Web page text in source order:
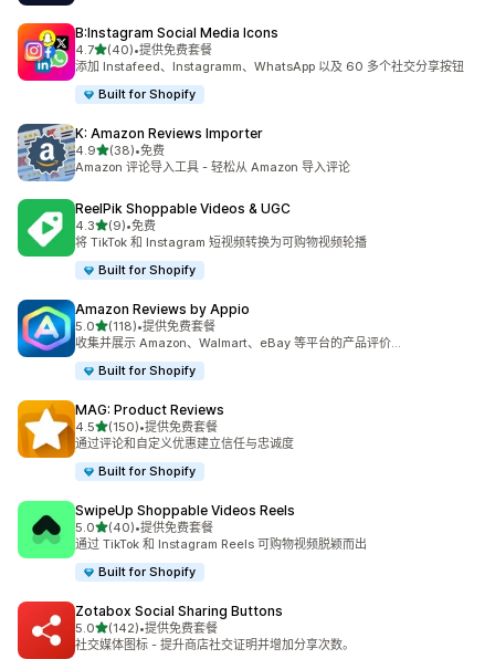
B:Instagram Social Media Icons
4.7星（满分 5 星）
(40)
总共 40 条评论
•提供免费套餐
添加 Instafeed、Instagramm、WhatsApp 以及 60 多个社交分享按钮
Built for Shopify
K: Amazon Reviews Importer
4.9星（满分 5 星）
(38)
总共 38 条评论
•免费
Amazon 评论导入工具 - 轻松从 Amazon 导入评论
ReelPik Shoppable Videos & UGC
4.3星（满分 5 星）
(9)
总共 9 条评论
•免费
将 TikTok 和 Instagram 短视频转换为可购物视频轮播
Built for Shopify
Amazon Reviews by Appio
5.0星（满分 5 星）
(118)
总共 118 条评论
•提供免费套餐
收集并展示 Amazon、Walmart、eBay 等平台的产品评价...
Built for Shopify
MAG: Product Reviews
4.5星（满分 5 星）
(150)
总共 150 条评论
•提供免费套餐
通过评论和自定义优惠建立信任与忠诚度
Built for Shopify
SwipeUp Shoppable Videos Reels
5.0星（满分 5 星）
(40)
总共 40 条评论
•提供免费套餐
通过 TikTok 和 Instagram Reels 可购物视频脱颖而出
Built for Shopify
Zotabox Social Sharing Buttons
5.0星（满分 5 星）
(142)
总共 142 条评论
•提供免费套餐
社交媒体图标 - 提升商店社交证明并增加分享次数。